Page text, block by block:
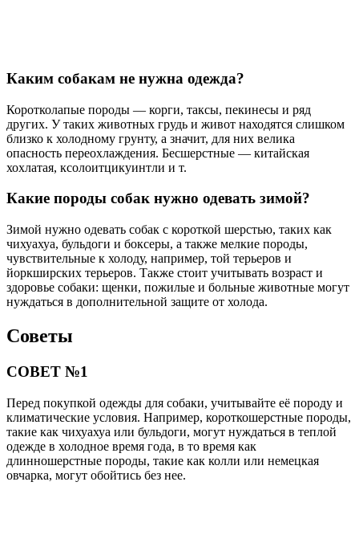
Каким собакам не нужна одежда?
Коротколапые породы — корги, таксы, пекинесы и ряд
других. У таких животных грудь и живот находятся слишком
близко к холодному грунту, а значит, для них велика
опасность переохлаждения. Бесшерстные — китайская
хохлатая, ксолоитцикуинтли и т.
Какие породы собак нужно одевать зимой?
Зимой нужно одевать собак с короткой шерстью, таких как
чихуахуа, бульдоги и боксеры, а также мелкие породы,
чувствительные к холоду, например, той терьеров и
йоркширских терьеров. Также стоит учитывать возраст и
здоровье собаки: щенки, пожилые и больные животные могут
нуждаться в дополнительной защите от холода.
Советы
СОВЕТ №1
Перед покупкой одежды для собаки, учитывайте её породу и
климатические условия. Например, короткошерстные породы,
такие как чихуахуа или бульдоги, могут нуждаться в теплой
одежде в холодное время года, в то время как
длинношерстные породы, такие как колли или немецкая
овчарка, могут обойтись без нее.